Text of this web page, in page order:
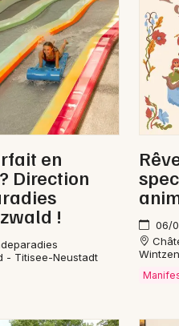
Jeux concours
Newsletter des
Artistes en tournée
Actus à Sélestat
Magazine à Sélestat
Actus tourisme &
Restaurants
en
Direction
!
- Titisee-Neustadt
06/